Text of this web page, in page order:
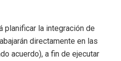
planificar la integración de
directamente en las
acuerdo), a fin de ejecutar